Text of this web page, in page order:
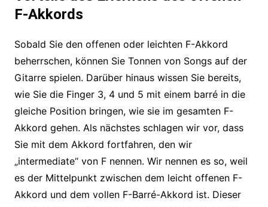
F-Akkords
Sobald Sie den offenen oder leichten F-Akkord
beherrschen, können Sie Tonnen von Songs auf der
Gitarre spielen. Darüber hinaus wissen Sie bereits,
wie Sie die Finger 3, 4 und 5 mit einem barré in die
gleiche Position bringen, wie sie im gesamten F-
Akkord gehen. Als nächstes schlagen wir vor, dass
Sie mit dem Akkord fortfahren, den wir
„intermediate“ von F nennen. Wir nennen es so, weil
es der Mittelpunkt zwischen dem leicht offenen F-
Akkord und dem vollen F-Barré-Akkord ist. Dieser